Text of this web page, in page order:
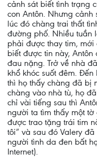
cảnh sát biết tình trạng
con Antôn. Nhưng
lúc đó chàng trai thất
đường phố. Nhiều tuần
phải được thay tim, mới
biết được tin này,
đau nặng. Trở về nhà
khổ khóc suốt đêm.
thì họ thấy chàng đã bị
chàng vào nhà tù, họ
chỉ vài tiếng sau thì
người ta tìm thấy một
được trao tặng trái tim
tôi” và sau đó Valery
người tình da đen bất
Internet).